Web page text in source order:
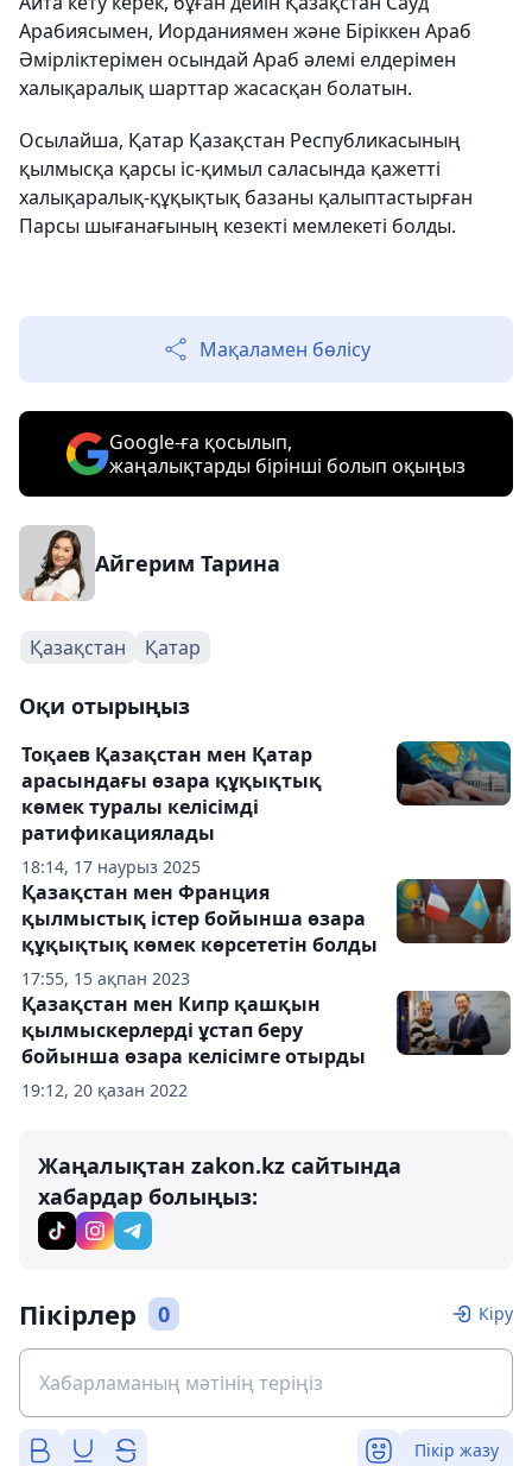
Арабиясымен, Иорданиямен және Біріккен Араб
Әмірліктерімен осындай Араб әлемі елдерімен
халықаралық шарттар жасасқан болатын.
Осылайша, Қатар Қазақстан Республикасының
қылмысқа қарсы іс-қимыл саласында қажетті
халықаралық-құқықтық базаны қалыптастырған
Парсы шығанағының кезекті мемлекеті болды.
Мақаламен бөлісу
Google-ға қосылып,
жаңалықтарды бірінші болып оқыңыз
Айгерим Тарина
Қазақстан Қатар
Оқи отырыңыз
18:14, 17 наурыз 2025
Тоқаев Қазақстан мен Қатар
арасындағы өзара құқықтық
көмек туралы келісімді
ратификациялады
17:55, 15 ақпан 2023
Қазақстан мен Франция
қылмыстық істер бойынша өзара
құқықтық көмек көрсететін болды
19:12, 20 қазан 2022
Қазақстан мен Кипр қашқын
қылмыскерлерді ұстап беру
бойынша өзара келісімге отырды
Жаңалықтан zakon.kz сайтында
хабардар болыңыз:
Пікірлер 0 Кіру
Пікір жазу